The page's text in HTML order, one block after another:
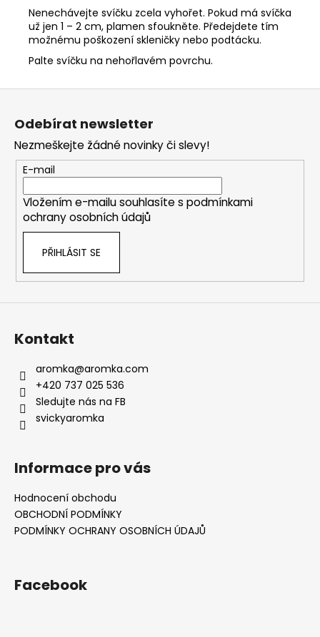
Nenechávejte svíčku zcela vyhořet. Pokud má svíčka
už jen 1 – 2 cm, plamen sfoukněte. Předejdete tím
možnému poškození skleničky nebo podtácku.
Palte svíčku na nehořlavém povrchu.
Z
Odebírat newsletter
Nezmeškejte žádné novinky či slevy!
E-mail
Vložením e-mailu souhlasíte s podmínkami
ochrany osobních údajů
PŘIHLÁSIT SE
Kontakt
aromka@aromka.com
+420 737 025 536
Sledujte nás na FB
svickyaromka
Informace pro vás
Hodnocení obchodu
OBCHODNÍ PODMÍNKY
PODMÍNKY OCHRANY OSOBNÍCH ÚDAJŮ
Facebook